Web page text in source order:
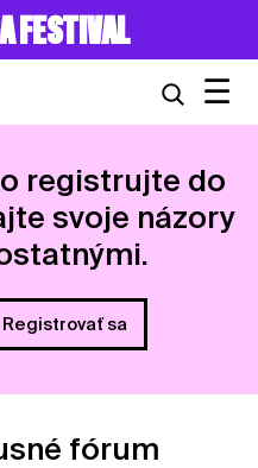
FESTIVAL
☰
registrujte do
svoje názory
Registrovať sa
fórum